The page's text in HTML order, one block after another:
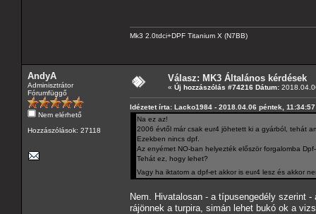
Mk3 2.0tdci+DPF Titanium X (N7BB)
AndyA
Adminisztrátor
Fórumfüggő
Nem elérhető
Hozzászólások: 27118
Válasz: MK3 Általános kérdések
« Új hozzászólás #74216 Dátum:
Idézetet írta: Lacko1984 - 2018.04.06 péntek, 11:34:57
Na ez az!
2006 évtől már csak eur4 jöhetett ki a gyárból, tehát
Ezekben nincs dpf.
Az enyémet NO-ban helyezték először forgalomba
Tehát ez, hogy lehet?
Vagy ha iktatom a dpf-et akkor is eur4 lesz és akkor
Nem. Hivatalosan - a típusengedély szerint
rájönnek a turpira, simán lehet bukó ok a